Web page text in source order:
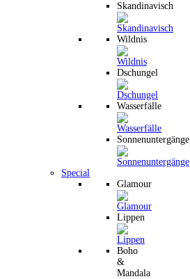
Skandinavisch
Wildnis
Dschungel
Wasserfälle
Sonnenuntergänge
Special
Glamour
Lippen
Boho
&
Mandala